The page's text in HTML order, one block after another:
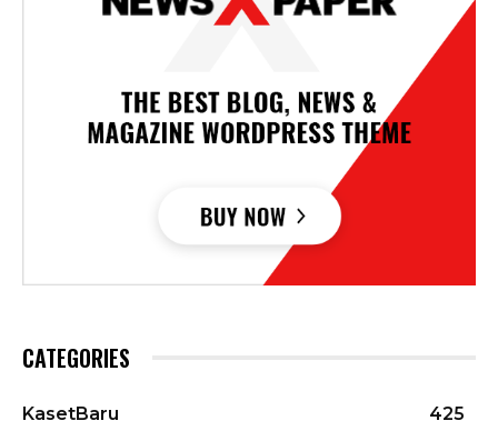
CATEGORIES
KasetBaru
425